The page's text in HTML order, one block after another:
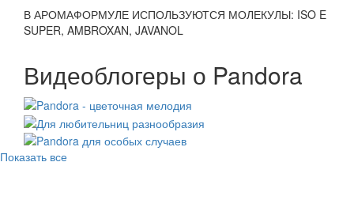
В АРОМАФОРМУЛЕ ИСПОЛЬЗУЮТСЯ МОЛЕКУЛЫ: ISO E
SUPER, AMBROXAN, JAVANOL
Видеоблогеры о Pandora
Показать все